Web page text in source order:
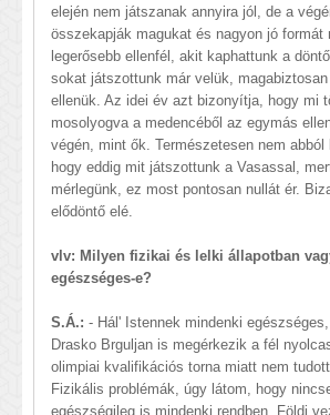
elején nem játszanak annyira jól, de a
összekapják magukat és nagyon jó formát
legerősebb ellenfél, akit kaphattunk a
sokat játszottunk már velük,
ellenük. Az idei év azt bizonyítja, hogy mi
mosolyogva a medencéből az egymás
végén, mint ők. Természetesen nem abból
hogy eddig mit játszottunk a Vasassal,
mérlegünk, ez most pontosan nullát ér.
elődöntő elé.
vlv: Milyen fizikai és lelki állapotban
egészséges-e?
S.Á.: - Hál' Istennek mindenki
Drasko Brguljan is megérkezik a fél
olimpiai kvalifikációs torna miatt nem
Fizikális problémák, úgy látom, hogy
egészségileg is mindenki rendben, Földi